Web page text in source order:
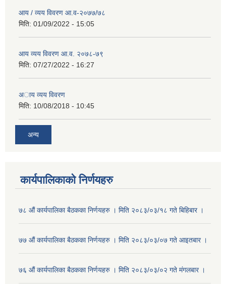
आय / व्यय विवरण आ.व-२०७७/७८
मिति: 01/09/2022 - 15:05
आय व्यय विवरण आ.व. २०७८-७९
मिति: 07/27/2022 - 16:27
अाय व्यय विवरण
मिति: 10/08/2018 - 10:45
अन्य
कार्यपालिकाको निर्णयहरु
७८ औं कार्यपालिका बैठकका निर्णयहरु । मिति २०८३/०३/१८ गते बिहिबार ।
७७ औं कार्यपालिका बैठकका निर्णयहरु । मिति २०८३/०३/०७ गते आइतबार ।
७६ औं कार्यपालिका बैठकका निर्णयहरु । मिति २०८३/०३/०२ गते मंगलबार ।